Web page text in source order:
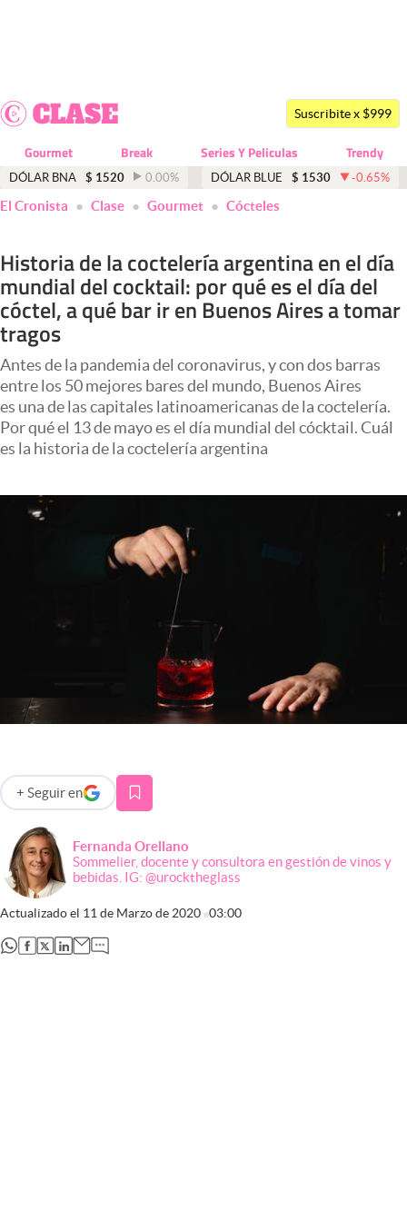
Dólar
Economía y Política
Finanzas y Mercados
Negocios
Columnistas
Apertura
Infotechnology
Clase
Mundial 2026
Eventos Corporativos
Suscribite x $999
Gourmet Break Series Y Peliculas Trendy
DÓLAR BNA $ 1520 0.00% DÓLAR BLUE $ 1530 -0.65%
El Cronista Clase Gourmet Cócteles
Historia de la coctelería argentina en el día
mundial del cocktail: por qué es el día del
cóctel, a qué bar ir en Buenos Aires a tomar
tragos
Antes de la pandemia del coronavirus, y con dos barras
entre los 50 mejores bares del mundo, Buenos Aires
es una de las capitales latinoamericanas de la coctelería.
Por qué el 13 de mayo es el día mundial del cócktail. Cuál
es la historia de la coctelería argentina
Fernanda Orellano
Sommelier, docente y consultora en gestión de vinos y
bebidas. IG: @urocktheglass
Actualizado el 11 de Marzo de 2020 03:00
+ Seguir en
abre en nueva pestaña
abre en nueva pestaña
abre en nueva pestaña
abre en nueva pestaña
abre en nueva pestaña